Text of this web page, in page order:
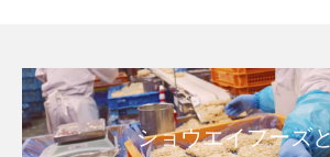
ショウエイフーズ